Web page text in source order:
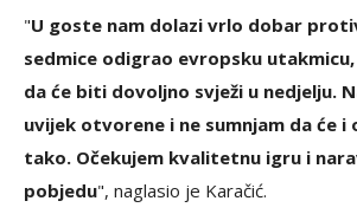
"U goste nam dolazi vrlo dobar
sedmice odigrao evropsku
da će biti dovoljno svježi u nedjelju.
uvijek otvorene i ne sumnjam da će
tako. Očekujem kvalitetnu igru i
pobjedu", naglasio je Karačić.